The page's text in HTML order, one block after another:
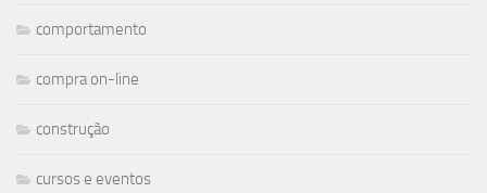
comportamento
compra on-line
construção
cursos e eventos